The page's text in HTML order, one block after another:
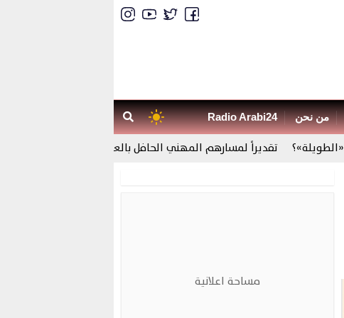
من نحن Radio Arabi24
تقديراً لمسارهم المهني الحافل بالعطاء ، المدرسة العليا للأساتذة
مساحة اعلانية